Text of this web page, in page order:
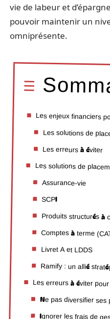
vie de labeur et
pouvoir maintenir un
omniprésente.
Les enjeux financiers
Les solutions de
Les erreurs à éviter
Les solutions de
Assurance-vie
SCPI
Produits structurés à
Comptes à terme
Livret A et LDDS
Ramify : un allié
Les erreurs à éviter
Ne pas diversifier ses
Ignorer les frais de